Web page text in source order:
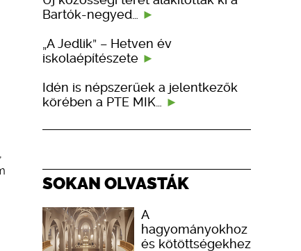
Bartók-negyed…
„A Jedlik” – Hetven év
iskolaépítészete
Idén is népszerűek a jelentkezők
körében a PTE MIK…
SOKAN OLVASTÁK
A
hagyományokhoz
és kötöttségekhez